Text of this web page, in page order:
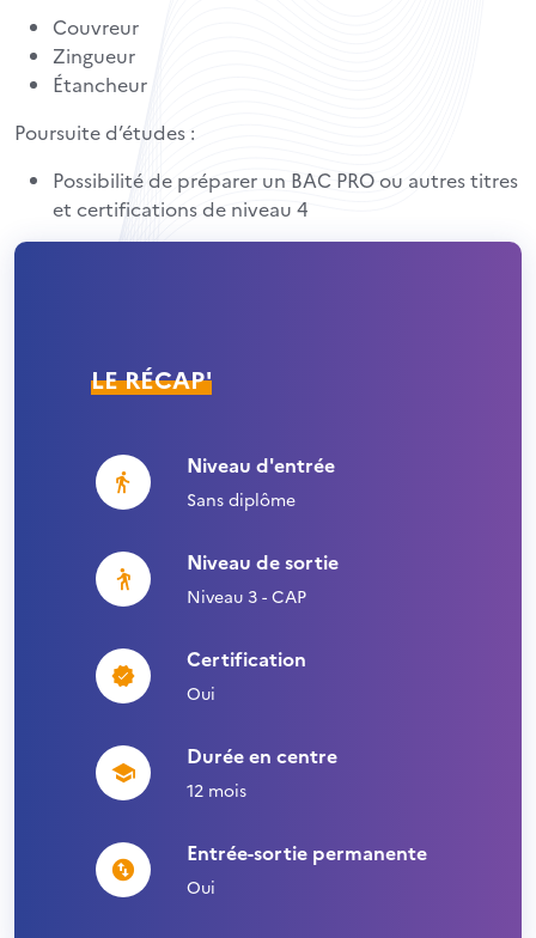
Couvreur
Zingueur
Étancheur
Poursuite d’études :
Possibilité de préparer un BAC PRO ou autres titres
et certifications de niveau 4
LE RÉCAP'
Niveau d'entrée
Sans diplôme
Niveau de sortie
Niveau 3 - CAP
Certification
Oui
Durée en centre
12 mois
Entrée-sortie permanente
Oui